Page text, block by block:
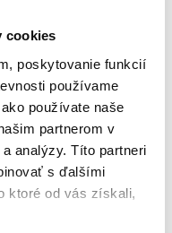
cookies
poskytovanie funkcií
používame
používate naše
partnerom v
analýzy. Títo partneri
s ďalšími
ktoré od vás získali,
a zabraňuje jej
a pomáha opraviť
cukor, ktorý
Hydratácia eliminuje
ktorá sa nachádza